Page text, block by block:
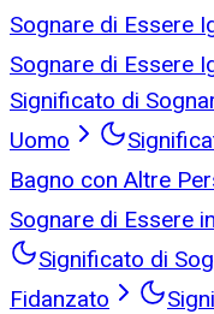
Sognare di Essere
Sognare di Essere
Significato di
Uomo
Bagno con Altre
Sognare di Essere
Significato di
Fidanzato